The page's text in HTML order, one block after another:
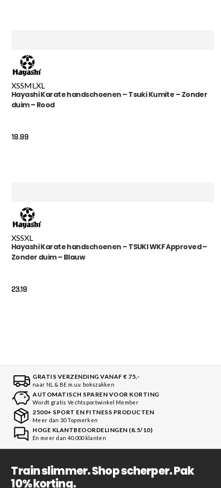
XSSML XL
Hayashi Karate handschoenen – Tsuki Kumite – Zonder
duim – Rood
19.99
XSSXL
Hayashi Karate handschoenen – TSUKI WKF Approved –
Zonder duim – Blauw
23.19
GRATIS VERZENDING VANAF € 75,-
naar NL & BE m.u.v. bokszakken
AUTOMATISCH SPAREN VOOR KORTING
Wordt gratis Vechtsportwinkel Member
2500+ SPORT EN FITNESS PRODUCTEN
Meer dan 30 Topmerken
HOGE KLANTBEOORDELINGEN (8.5/10)
En meer dan 40.000 klanten
Train slimmer. Shop scherper. Pak
10% korting.